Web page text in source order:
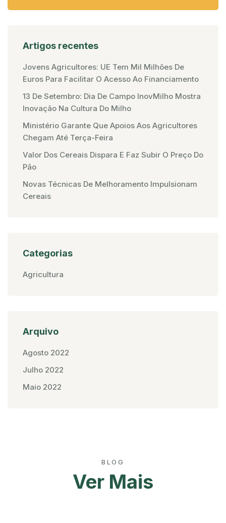
Artigos recentes
Jovens Agricultores: UE Tem Mil Milhões De
Euros Para Facilitar O Acesso Ao Financiamento
13 De Setembro: Dia De Campo InovMilho Mostra
Inovação Na Cultura Do Milho
Ministério Garante Que Apoios Aos Agricultores
Chegam Até Terça-Feira
Valor Dos Cereais Dispara E Faz Subir O Preço Do
Pão
Novas Técnicas De Melhoramento Impulsionam
Cereais
Categorias
Agricultura
Arquivo
Agosto 2022
Julho 2022
Maio 2022
BLOG
Ver Mais